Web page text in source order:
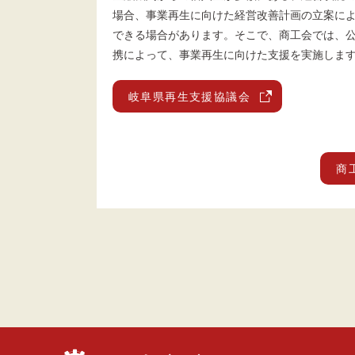
場合、事業再生に向けた経営改善計画の立案に
できる場合があります。そこで、商工会では、
携によって、事業再生に向けた支援を実施しま
岐阜県再生支援協議会
商